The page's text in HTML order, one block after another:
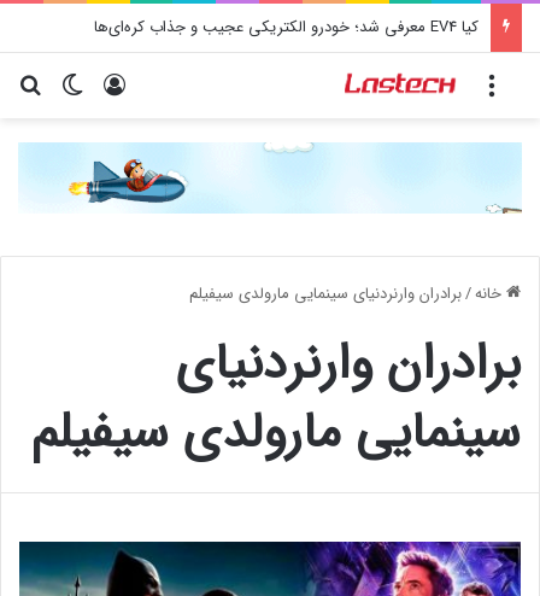
کیا EV4 معرفی شد؛ خودرو الکتریکی عجیب و جذاب کره‌ای‌ها
تغییر ورود
خانه/برادران وارنردنیای سینمایی مارولدی سیفیلم
برادران وارنردنیای
سینمایی مارولدی سیفیلم